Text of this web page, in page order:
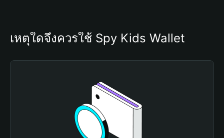
เหตุใดจึงควรใช้ Spy Kids Wallet